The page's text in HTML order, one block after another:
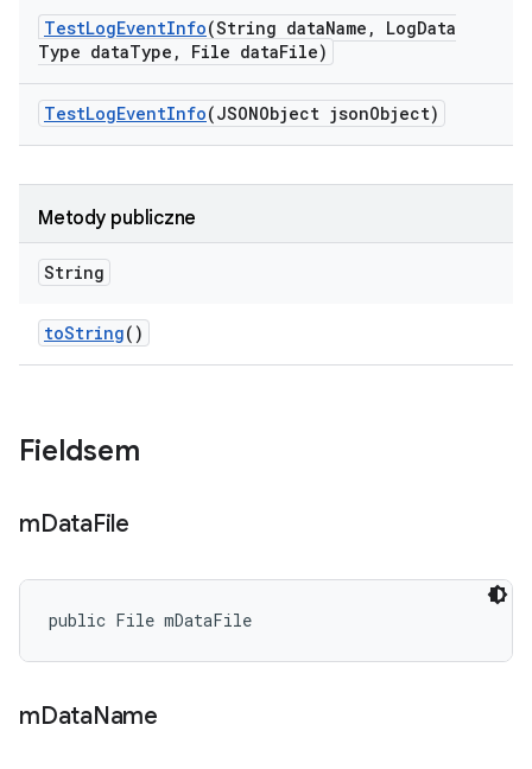
TestLogEventInfo(String dataName , LogData
Type dataType , File dataFile)
TestLogEventInfo(JSONObject jsonObject)
Metody publiczne
String
toString()
Fieldsem
mDataFile
public File mDataFile
mDataName